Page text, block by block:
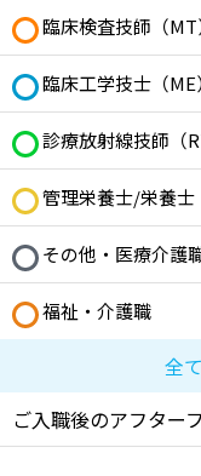
臨床検査技師（MT
臨床工学技士（ME）
診療放射線技師（
管理栄養士/栄養士
その他・医療介護
福祉・介護職
全
ご入職後のアフター